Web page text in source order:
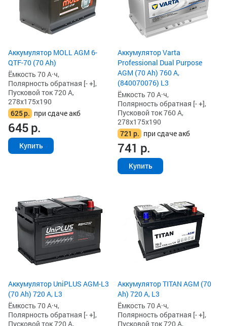
Аккумулятор MOLL AGM 6-
QTF-70 (70 Ah)
Ёмкость 70 А·ч,
Полярность обратная [- +],
Пусковой ток 720 А,
278x175x190
625р. при сдаче акб
645р.
Купить
Аккумулятор Varta
Professional Dual Purpose
AGM (70 Ah) 760 А,
(840070076) L3
Ёмкость 70 А·ч,
Полярность обратная [- +],
Пусковой ток 760 А,
278x175x190
721 р. при сдаче акб
741 р.
Купить
Аккумулятор UniPLUS AGM-L3
(70 Ah) 720 А, L3
Ёмкость 70 А·ч,
Полярность обратная [- +],
Пусковой ток 720 А,
Аккумулятор TITAN AGM (70
Ah) 720 А, L3
Ёмкость 70 А·ч,
Полярность обратная [- +],
Пусковой ток 720 А,